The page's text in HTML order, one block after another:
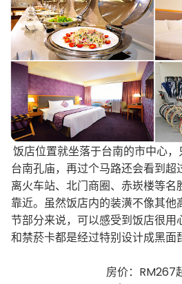
饭店位置就坐落于台南的市中心
台南孔庙，再过个马路还会看到超
离火车站、北门商圈、赤崁楼等名
靠近。虽然饭店内的装潢不像其他
节部分来说，可以感受到饭店很用
和禁菸卡都是经过特别设计成黑面
房价：RM267